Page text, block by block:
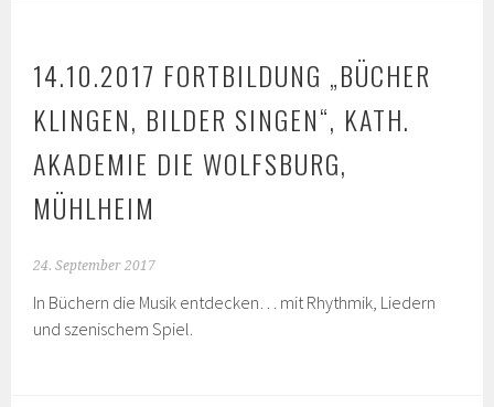
14.10.2017 FORTBILDUNG „BÜCHER
KLINGEN, BILDER SINGEN“, KATH.
AKADEMIE DIE WOLFSBURG,
MÜHLHEIM
24. September 2017
In Büchern die Musik entdecken… mit Rhythmik, Liedern
und szenischem Spiel.